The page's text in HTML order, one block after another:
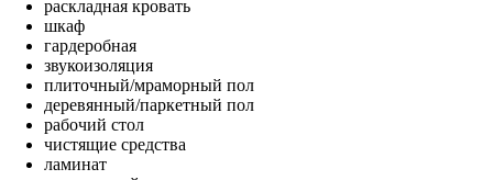
раскладная кровать
шкаф
гардеробная
звукоизоляция
плиточный/мраморный пол
деревянный/паркетный пол
рабочий стол
чистящие средства
ламинат